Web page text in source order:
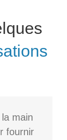
main
fournir